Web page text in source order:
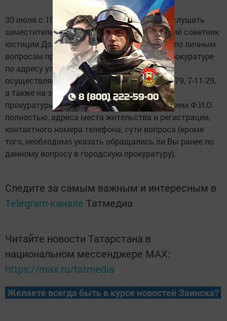
30 июля с 10 до 13 часов заинцев готов выслушать
заместитель прокурора Татарстана - старший советник
юстиции Долгов Марат Шамилевич. Прием по личным
вопросам пройдет в Заинской городской прокуратуре
по адресу ул. Чапаева д.3. Запись на прием
осуществляется по телефонам 7-27-59, 7-11-79, 7-11-29,
а также на электронный адрес
прокуратурыzainsk.prok@tatar.ru
– с указанием Ф.И.О.
полностью, адреса места жительства и регистрации,
контактного номера телефона, сути вопроса (кроме
того, необходимо указать обращались ли Вы ранее по
данному вопросу в городскую прокуратуру).
Следите за самым важным и интересным в
Telegram-канале Татмедиа
Читайте новости Татарстана в
национальном мессенджере MАХ:
https://max.ru/tatmedia
Желаете всегда быть в курсе новостей Заинска?